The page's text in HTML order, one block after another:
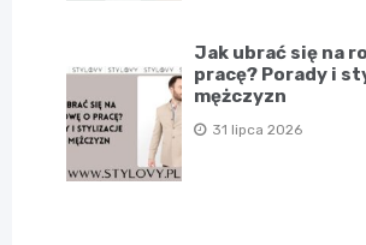
Jak ubrać się na
pracę? Porady i
mężczyzn
31 lipca 2026